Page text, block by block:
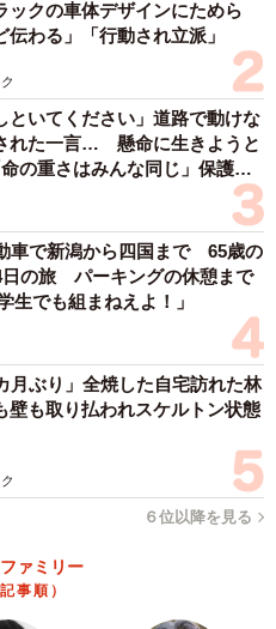
次のうちどちらが多いです
仕事」が73.7％で、「継続
た、「副業の仕事を獲得す
に対しては、「ウェブサイ
、次いで「スマホアプリ」
「マッチングサイトなどの
発の仕事」を「インターネ
ワーカー（インターネット
う労働者的な働き方）」的
でした。
をしていますか」と聞いた
せられたそうです。
ポイントサイトなど：
金融系：（76）
クの車体デザインにためら
わる」「行動され立派」
といてください」道路で動けな
れた一言… 懸命に生きようと
の重さはみんな同じ」保護団
車で新潟から四国まで 65歳の
日の旅 パーキングの休憩まで
でも組まねえよ！」
月ぶり」全焼した自宅訪れた林
も取り払われスケルトン状態
６位以降を見る
ァミリー
事順）